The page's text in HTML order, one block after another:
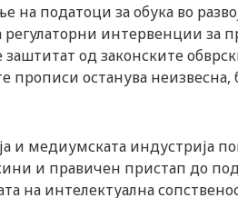
податоци за обука во
регулаторни интервенции за
од законските
прописи останува неизвесна,
и медиумската индустрија
и правичен пристап до
на интелектуална